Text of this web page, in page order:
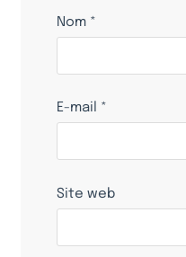
Nom *
E-mail *
Site web